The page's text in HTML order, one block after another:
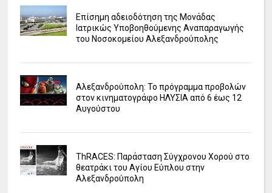
Επίσημη αδειοδότηση της Μονάδας
Ιατρικώς Υποβοηθούμενης Αναπαραγωγής
του Νοσοκομείου Αλεξανδρούπολης
Αλεξανδρούπολη: Το πρόγραμμα προβολών
στον κινηματογράφο ΗΛΥΣΙΑ από 6 έως 12
Αυγούστου
ΤhRACES: Παράσταση Σύγχρονου Χορού στο
θεατράκι του Αγίου Εύπλου στην
Αλεξανδρούπολη